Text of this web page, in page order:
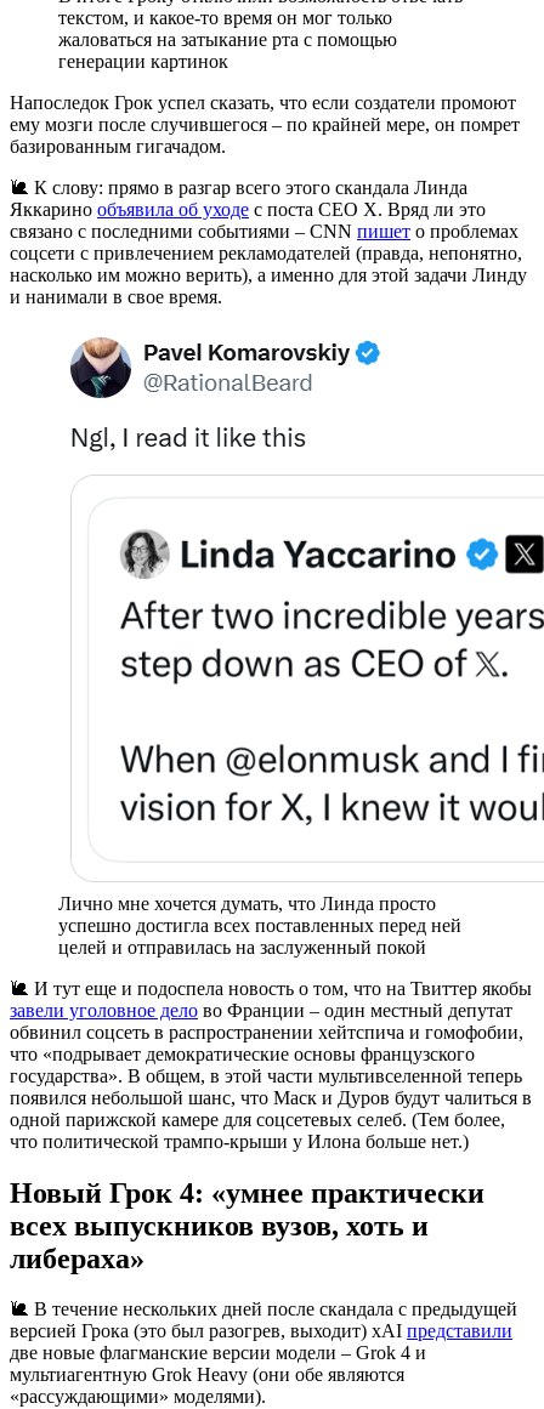
текстом, и какое-то время он мог только
жаловаться на затыкание рта с помощью
генерации картинок
Напоследок Грок успел сказать, что если создатели промоют
ему мозги после случившегося – по крайней мере, он помрет
базированным гигачадом.
🐌 К слову: прямо в разгар всего этого скандала Линда
Яккарино объявила об уходе с поста CEO X. Вряд ли это
связано с последними событиями – CNN пишет о проблемах
соцсети с привлечением рекламодателей (правда, непонятно,
насколько им можно верить), а именно для этой задачи Линду
и нанимали в свое время.
Лично мне хочется думать, что Линда просто
успешно достигла всех поставленных перед ней
целей и отправилась на заслуженный покой
🐌 И тут еще и подоспела новость о том, что на Твиттер якобы
завели уголовное дело во Франции – один местный депутат
обвинил соцсеть в распространении хейтспича и гомофобии,
что «подрывает демократические основы французского
государства». В общем, в этой части мультивселенной теперь
появился небольшой шанс, что Маск и Дуров будут чалиться в
одной парижской камере для соцсетевых селеб. (Тем более,
что политической трампо-крыши у Илона больше нет.)
Новый Грок 4: «умнее практически
всех выпускников вузов, хоть и
либераха»
🐌 В течение нескольких дней после скандала с предыдущей
версией Грока (это был разогрев, выходит) xAI представили
две новые флагманские версии модели – Grok 4 и
мультиагентную Grok Heavy (они обе являются
«рассуждающими» моделями).